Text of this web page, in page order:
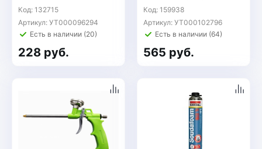
Код: 132715
Артикул: УТ000096294
Есть в наличии (20)
228 руб.
Код: 159938
Артикул: УТ000102796
Есть в наличии (64)
565 руб.